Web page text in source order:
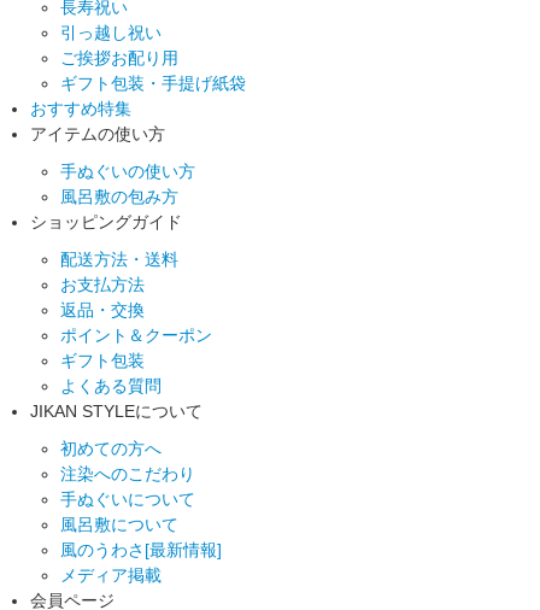
長寿祝い
引っ越し祝い
ご挨拶お配り用
ギフト包装・手提げ紙袋
おすすめ特集
アイテムの使い方
手ぬぐいの使い方
風呂敷の包み方
ショッピングガイド
配送方法・送料
お支払方法
返品・交換
ポイント＆クーポン
ギフト包装
よくある質問
JIKAN STYLEについて
初めての方へ
注染へのこだわり
手ぬぐいについて
風呂敷について
風のうわさ[最新情報]
メディア掲載
会員ページ